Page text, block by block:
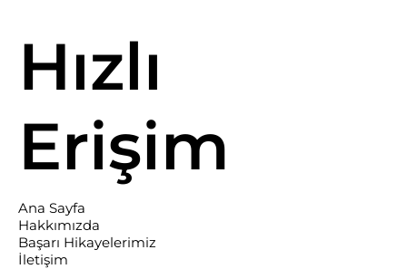
Hızlı
Erişim
Ana Sayfa
Hakkımızda
Başarı Hikayelerimiz
İletişim